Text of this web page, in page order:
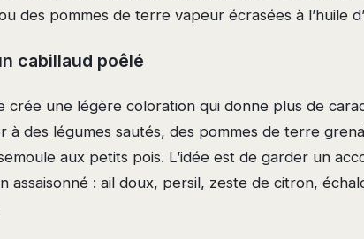
des pommes de terre vapeur écrasées à l’huile
cabillaud poêlé
crée une légère coloration qui donne plus de
à des légumes sautés, des pommes de terre
aux petits pois. L’idée est de garder un
assaisonné : ail doux, persil, zeste de citron,